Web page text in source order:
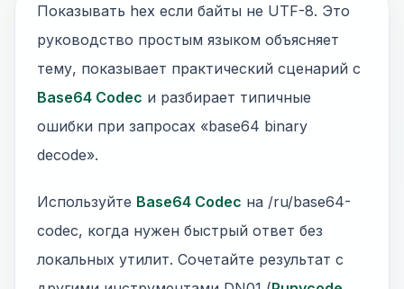
Показывать hex если байты не UTF-8. Это
руководство простым языком объясняет
тему, показывает практический сценарий с
Base64 Codec и разбирает типичные
ошибки при запросах «base64 binary
decode».
Используйте Base64 Codec на /ru/base64-
codec, когда нужен быстрый ответ без
локальных утилит. Сочетайте результат с